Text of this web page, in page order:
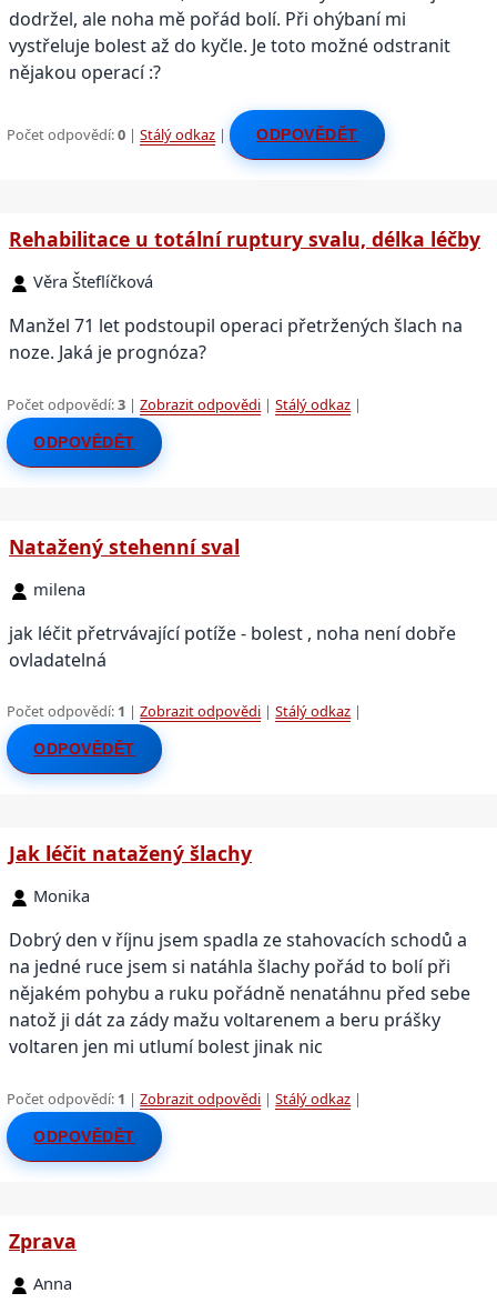
dodržel, ale noha mě pořád bolí. Při ohýbaní mi
vystřeluje bolest až do kyčle. Je toto možné odstranit
nějakou operací :?
Počet odpovědí:0 |Stálý odkaz | ODPOVĚDĚT
Rehabilitace u totální ruptury svalu, délka léčby
Věra Šteflíčková
Manžel 71 let podstoupil operaci přetržených šlach na
noze. Jaká je prognóza?
Počet odpovědí:3 |Zobrazit odpovědi |Stálý odkaz |
ODPOVĚDĚT
Natažený stehenní sval
milena
jak léčit přetrvávající potíže - bolest , noha není dobře
ovladatelná
Počet odpovědí: 1 |Zobrazit odpovědi |Stálý odkaz |
ODPOVĚDĚT
Jak léčit natažený šlachy
Monika
Dobrý den v říjnu jsem spadla ze stahovacích schodů a
na jedné ruce jsem si natáhla šlachy pořád to bolí při
nějakém pohybu a ruku pořádně nenatáhnu před sebe
natož ji dát za zády mažu voltarenem a beru prášky
voltaren jen mi utlumí bolest jinak nic
Počet odpovědí: 1 |Zobrazit odpovědi |Stálý odkaz |
ODPOVĚDĚT
Zprava
Anna